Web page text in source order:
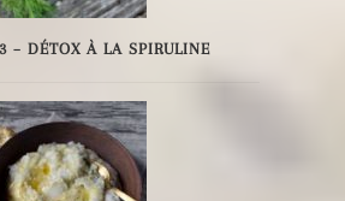
– DÉTOX À LA SPIRULINE